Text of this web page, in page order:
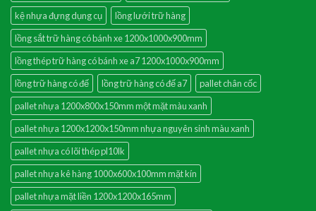
kệ nhựa đựng dụng cụ
lồng lưới trữ hàng
lồng sắt trữ hàng có bánh xe 1200x1000x900mm
lồng thép trữ hàng có bánh xe a7 1200x1000x900mm
lồng trữ hàng có đế
lồng trữ hàng có đế a7
pallet chân cốc
pallet nhựa 1200x800x150mm một mặt màu xanh
pallet nhựa 1200x1200x150mm nhựa nguyên sinh màu xanh
pallet nhựa có lõi thép pl10lk
pallet nhựa kê hàng 1000x600x100mm mặt kín
pallet nhựa mặt liền 1200x1200x165mm